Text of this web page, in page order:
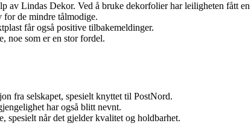
Lindas Dekor. Ved å bruke dekorfolier har leiligheten fått
for de mindre tålmodige.
får også positive tilbakemeldinger.
noe som er en stor fordel.
fra selskapet, spesielt knyttet til PostNord.
har også blitt nevnt.
når det gjelder kvalitet og holdbarhet.